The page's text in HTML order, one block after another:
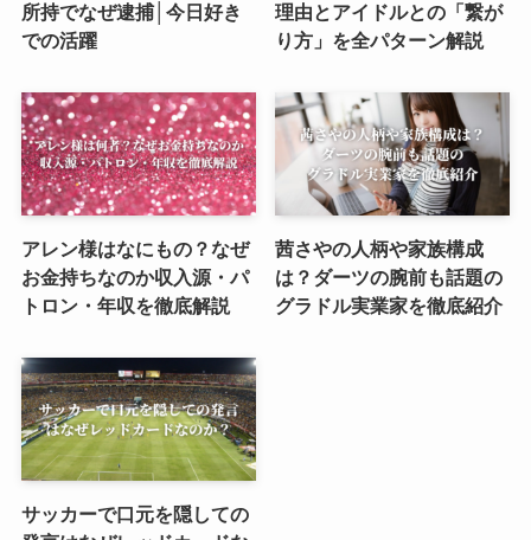
所持でなぜ逮捕│今日好き
での活躍
理由とアイドルとの「繋が
り方」を全パターン解説
アレン様はなにもの？なぜ
お金持ちなのか収入源・パ
トロン・年収を徹底解説
茜さやの人柄や家族構成
は？ダーツの腕前も話題の
グラドル実業家を徹底紹介
サッカーで口元を隠しての